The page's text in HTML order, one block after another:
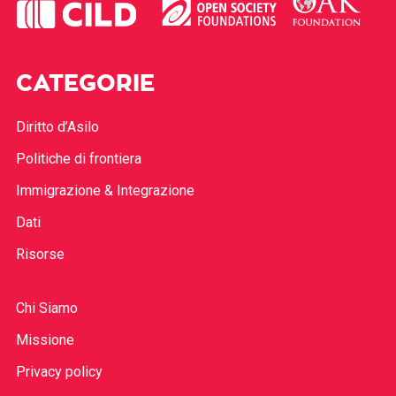
CATEGORIE
Diritto d’Asilo
Politiche di frontiera
Immigrazione & Integrazione
Dati
Risorse
Chi Siamo
Missione
Privacy policy